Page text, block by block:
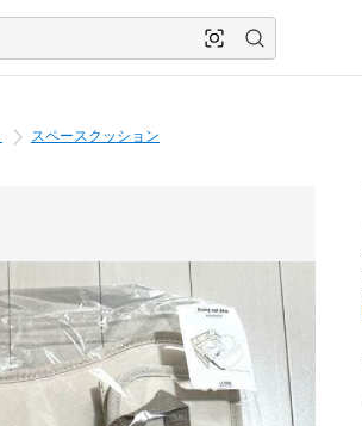
スペースクッション